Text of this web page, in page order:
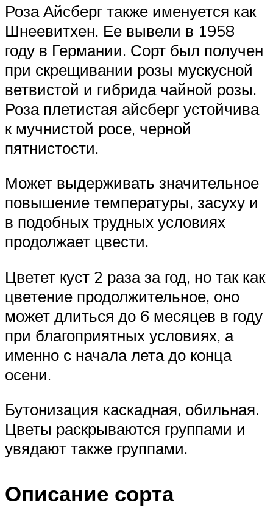
Роза Айсберг также именуется как
Шнеевитхен. Ее вывели в 1958
году в Германии. Сорт был получен
при скрещивании розы мускусной
ветвистой и гибрида чайной розы.
Роза плетистая айсберг устойчива
к мучнистой росе, черной
пятнистости.
Может выдерживать значительное
повышение температуры, засуху и
в подобных трудных условиях
продолжает цвести.
Цветет куст 2 раза за год, но так как
цветение продолжительное, оно
может длиться до 6 месяцев в году
при благоприятных условиях, а
именно с начала лета до конца
осени.
Бутонизация каскадная, обильная.
Цветы раскрываются группами и
увядают также группами.
Описание сорта